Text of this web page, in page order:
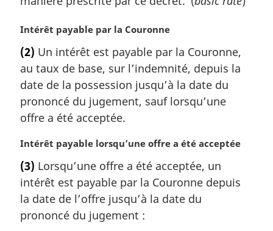
N
t
e
m
a
r
g
n
a
l
e
:
Intérêt payable par la Couronne
(2) Un intérêt est payable par la Couronne,
au taux de base, sur l’indemnité, depuis la
date de la possession jusqu’à la date du
prononcé du jugement, sauf lorsqu’une
offre a été acceptée.
N
t
e
m
a
r
Intérêt payable lorsqu’une offre a été acceptée
(3) Lorsqu’une offre a été acceptée, un
intérêt est payable par la Couronne depuis
la date de l’offre jusqu’à la date du
prononcé du jugement :